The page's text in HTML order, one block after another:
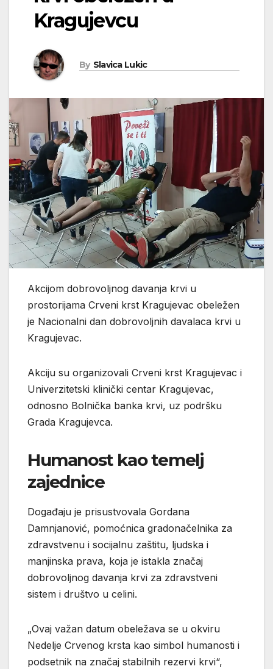
Kragujevcu
By Slavica Lukic
Akcijom dobrovoljnog davanja krvi u
prostorijama Crveni krst Kragujevac obeležen
je Nacionalni dan dobrovoljnih davalaca krvi u
Kragujevac.
Akciju su organizovali Crveni krst Kragujevac i
Univerzitetski klinički centar Kragujevac,
odnosno Bolnička banka krvi, uz podršku
Grada Kragujevca.
Humanost kao temelj
zajednice
Događaju je prisustvovala Gordana
Damnjanović, pomoćnica gradonačelnika za
zdravstvenu i socijalnu zaštitu, ljudska i
manjinska prava, koja je istakla značaj
dobrovoljnog davanja krvi za zdravstveni
sistem i društvo u celini.
„Ovaj važan datum obeležava se u okviru
Nedelje Crvenog krsta kao simbol humanosti i
podsetnik na značaj stabilnih rezervi krvi“,